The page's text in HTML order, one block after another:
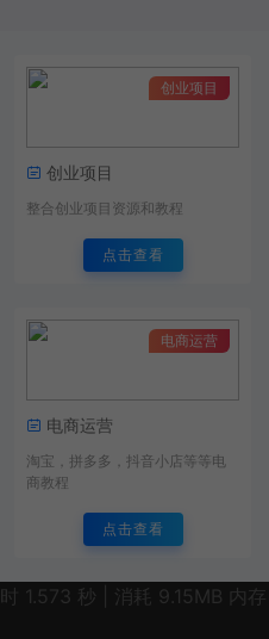
创业项目
创业项目
整合创业项目资源和教程
点击查看
电商运营
电商运营
淘宝，拼多多，抖音小店等等电
商教程
点击查看
1.573 秒 | 消耗 9.15MB 内存